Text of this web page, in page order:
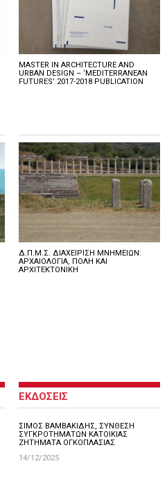
MASTER IN ARCHITECTURE AND
URBAN DESIGN – ‘MEDITERRANEAN
FUTURES’ 2017-2018 PUBLICATION
Δ.Π.Μ.Σ. ΔΙΑΧΕΙΡΙΣΗ ΜΝΗΜΕΙΩΝ:
ΑΡΧΑΙΟΛΟΓΙΑ, ΠΟΛΗ ΚΑΙ
ΑΡΧΙΤΕΚΤΟΝΙΚΗ
ΕΚΔΟΣΕΙΣ
ΣΙΜΟΣ ΒΑΜΒΑΚΙΔΗΣ, ΣΥΝΘΕΣΗ
ΣΥΓΚΡΟΤΗΜΑΤΩΝ ΚΑΤΟΙΚΙΑΣ
ΖΗΤΗΜΑΤΑ ΟΓΚΟΠΛΑΣΙΑΣ
14/12/2025